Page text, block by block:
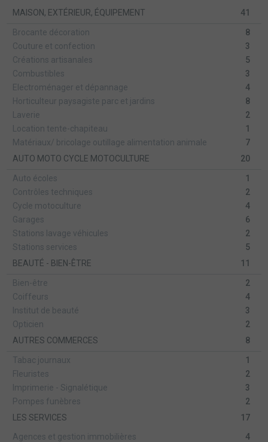
MAISON, EXTÉRIEUR, ÉQUIPEMENT
41
Brocante décoration
8
Couture et confection
3
Créations artisanales
5
Combustibles
3
Electroménager et dépannage
4
Horticulteur paysagiste parc et jardins
8
Laverie
2
Location tente-chapiteau
1
Matériaux/ bricolage outillage alimentation animale
7
AUTO MOTO CYCLE MOTOCULTURE
20
Auto écoles
1
Contrôles techniques
2
Cycle motoculture
4
Garages
6
Stations lavage véhicules
2
Stations services
5
BEAUTÉ - BIEN-ÊTRE
11
Bien-être
2
Coiffeurs
4
Institut de beauté
3
Opticien
2
AUTRES COMMERCES
8
Tabac journaux
1
Fleuristes
2
Imprimerie - Signalétique
3
Pompes funèbres
2
LES SERVICES
17
Agences et gestion immobilières
4